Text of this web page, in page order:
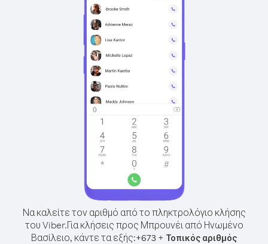
Να καλείτε τον αριθμό από το πληκτρολόγιο κλήσης
του Viber.Για κλήσεις προς Μπρουνέι από Ηνωμένο
Βασίλειο, κάντε τα εξής:+673 + Τοπικός αριθμός